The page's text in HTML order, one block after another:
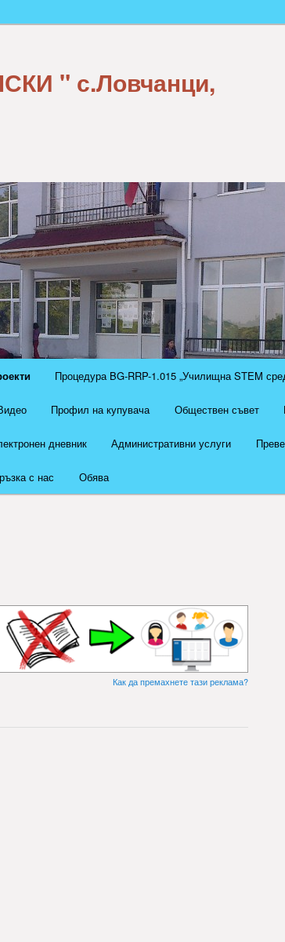
" с.Ловчанци,
Процедура BG-RRP-1.015 „Училищна STEM
Профил на купувача Обществен съвет
дневник Административни услуги
с нас Обява
Как да премахнете тази реклама?